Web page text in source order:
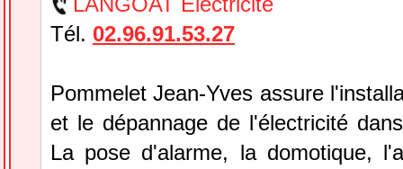
Tél. 02.96.91.53.27
Pommelet Jean-Yves assure
et le dépannage de l'électricité
La pose d'alarme, la domotique,